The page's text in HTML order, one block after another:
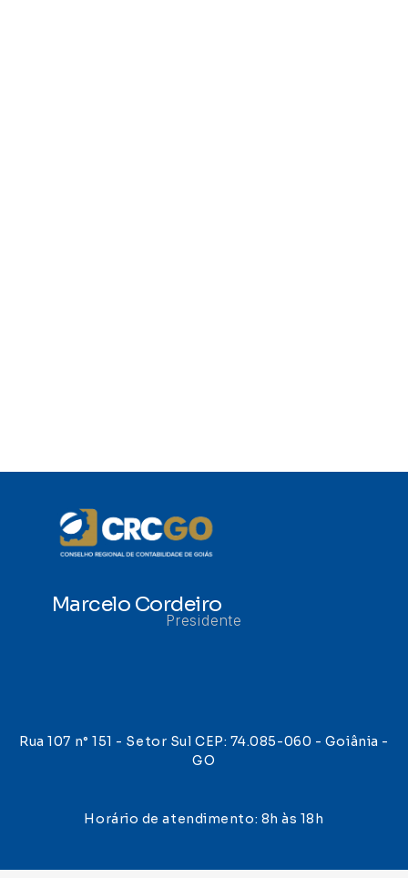
Marcelo Cordeiro
Presidente
Rua 107 n° 151 - Setor Sul CEP: 74.085-060 - Goiânia -
GO
Horário de atendimento: 8h às 18h